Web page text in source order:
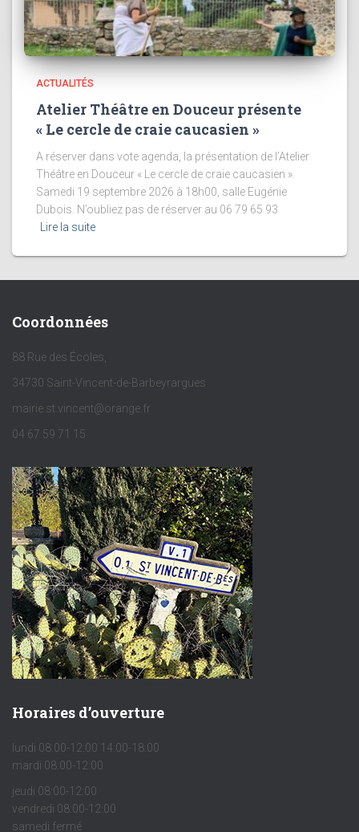
ACTUALITÉS
Atelier Théâtre en Douceur présente
« Le cercle de craie caucasien »
A réserver dans vote agenda, la présentation de l’Atelier
Théâtre en Douceur « Le cercle de craie caucasien ».
Samedi 19 septembre 2026 à 18h00, salle Eugénie
Dubois. N’oubliez pas de réserver au 06 79 65 93
Lire la suite
Coordonnées
88 Rue des Écoles,
34730 Saint-Vincent-de-Barbeyrargues
mairie.st.vincent@orange.fr
04 67 59 71 15
Horaires d’ouverture
lundi 08:00-12:00 14:00-18:00
mardi 08:00-12:00
jeudi 08:00-12:00
vendredi 08:00-12:00
samedi fermé